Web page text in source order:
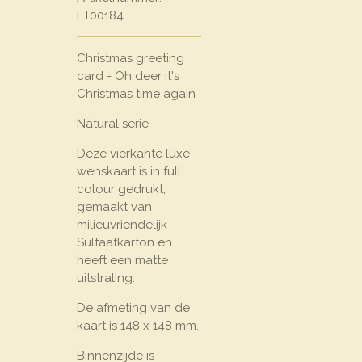
FT00184
Christmas greeting
card - Oh deer it's
Christmas time again
Natural serie
Deze vierkante luxe
wenskaart is in full
colour gedrukt,
gemaakt van
milieuvriendelijk
Sulfaatkarton en
heeft een matte
uitstraling.
De afmeting van de
kaart is 148 x 148 mm.
Binnenzijde is